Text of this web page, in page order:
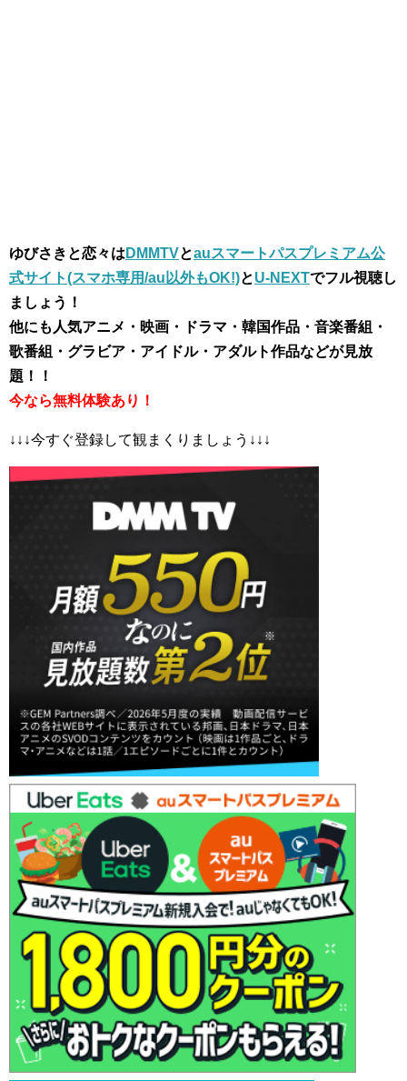
ゆびさきと恋々は DMMTVとauスマートパスプレミアム公
式サイト(スマホ専用/au以外もOK!)とU-NEXTでフル視聴し
ましょう！
他にも人気アニメ・映画・ドラマ・韓国作品・音楽番組・
歌番組・グラビア・アイドル・アダルト作品などが見放
題！！
今なら無料体験あり！
↓↓↓今すぐ登録して観まくりましょう↓↓↓